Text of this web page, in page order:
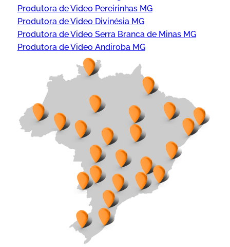
Produtora de Video Pereirinhas MG
Produtora de Video Divinésia MG
Produtora de Video Serra Branca de Minas MG
Produtora de Video Andiroba MG